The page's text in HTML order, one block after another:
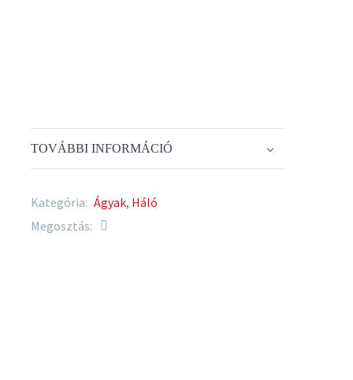
TOVÁBBI INFORMÁCIÓ
Kategória: Ágyak, Háló
Megosztás: